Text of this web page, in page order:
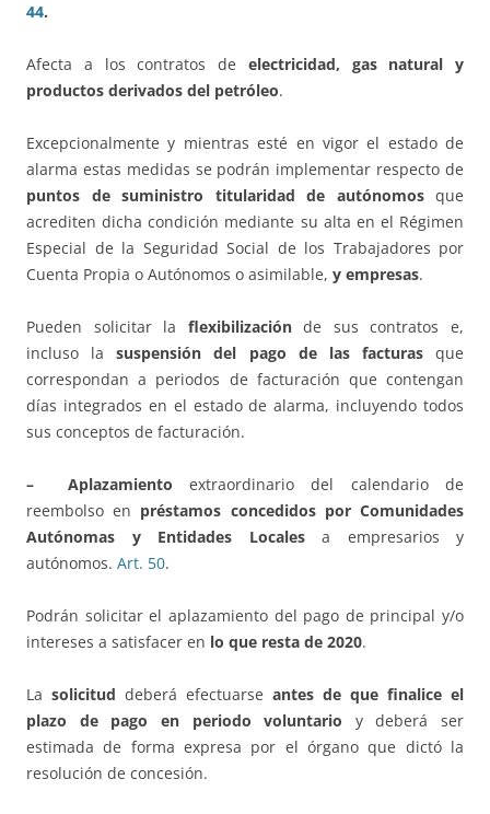
44.
Afecta a los contratos de electricidad, gas natural y
productos derivados del petróleo.
Excepcionalmente y mientras esté en vigor el estado de
alarma estas medidas se podrán implementar respecto de
puntos de suministro titularidad de autónomosque
acrediten dicha condición mediante su alta en el Régimen
Especial de la Seguridad Social de los Trabajadores por
Cuenta Propia o Autónomos o asimilable, y empresas.
Pueden solicitar la flexibilizaciónde sus contratos e,
incluso lasuspensión del pago de las facturasque
correspondan a periodos de facturación que contengan
días integrados en el estado de alarma, incluyendo todos
sus conceptos de facturación.
– Aplazamiento extraordinario del calendario de
reembolso en préstamos concedidos por Comunidades
Autónomas y Entidades Locales a empresarios y
autónomos. Art. 50.
Podrán solicitar el aplazamiento del pago de principal y/o
intereses a satisfacer en lo que resta de 2020.
La solicitud deberá efectuarse antes de que finalice el
plazo de pago en periodo voluntario y deberá ser
estimada de forma expresa por el órgano que dictó la
resolución de concesión.